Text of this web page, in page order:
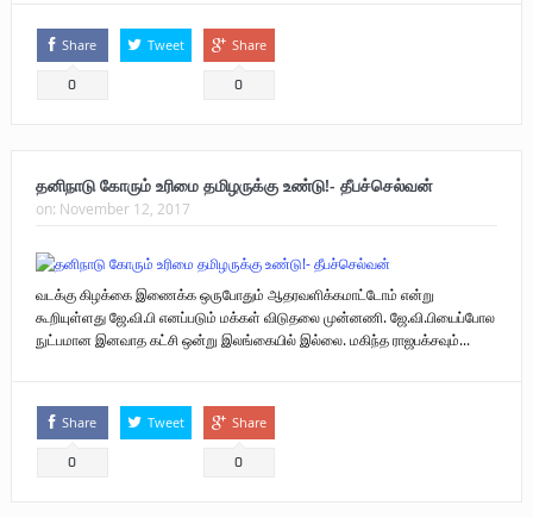
Share
0
Tweet Share
0
தனிநாடு கோரும் உரிமை தமிழருக்கு உண்டு!- தீபச்செல்வன்
on: November 12, 2017
வடக்கு கிழக்கை இணைக்க ஒருபோதும் ஆதரவளிக்கமாட்டோம் என்று
கூறியுள்ளது ஜே.வி.பி எனப்படும் மக்கள் விடுதலை முன்னணி. ஜே.வி.பியைப்போல
நுட்பமான இனவாத கட்சி ஒன்று இலங்கையில் இல்லை. மகிந்த ராஜபக்சவும்...
Share
0
Tweet Share
0